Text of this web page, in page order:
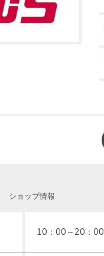
ショップ情報
10：00～20：00